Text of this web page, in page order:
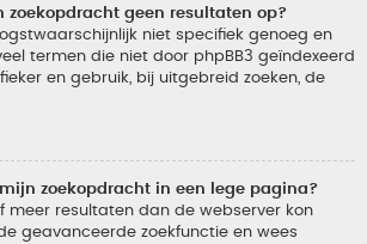
zoekopdracht geen resultaten op?
niet specifiek genoeg en
termen die niet door phpBB3 geïndexeerd
en gebruik, bij uitgebreid zoeken, de
zoekopdracht in een lege pagina?
meer resultaten dan de webserver kon
geavanceerde zoekfunctie en wees